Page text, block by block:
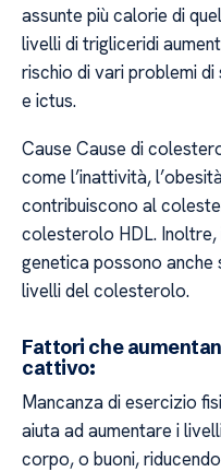
assunte più calorie di
livelli di trigliceridi
rischio di vari problemi
e ictus.
Cause Cause di
come l’inattività,
contribuiscono al
colesterolo HDL.
genetica possono
livelli del colesterolo.
Fattori che
cattivo:
Mancanza di esercizio
aiuta ad aumentare i
corpo, o buoni,